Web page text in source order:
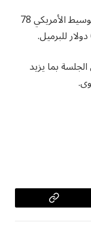
وارتفعت العقود الآجلة لخام غرب تكساس الوسيط الأمريكي 78
بما يزيد
Copy